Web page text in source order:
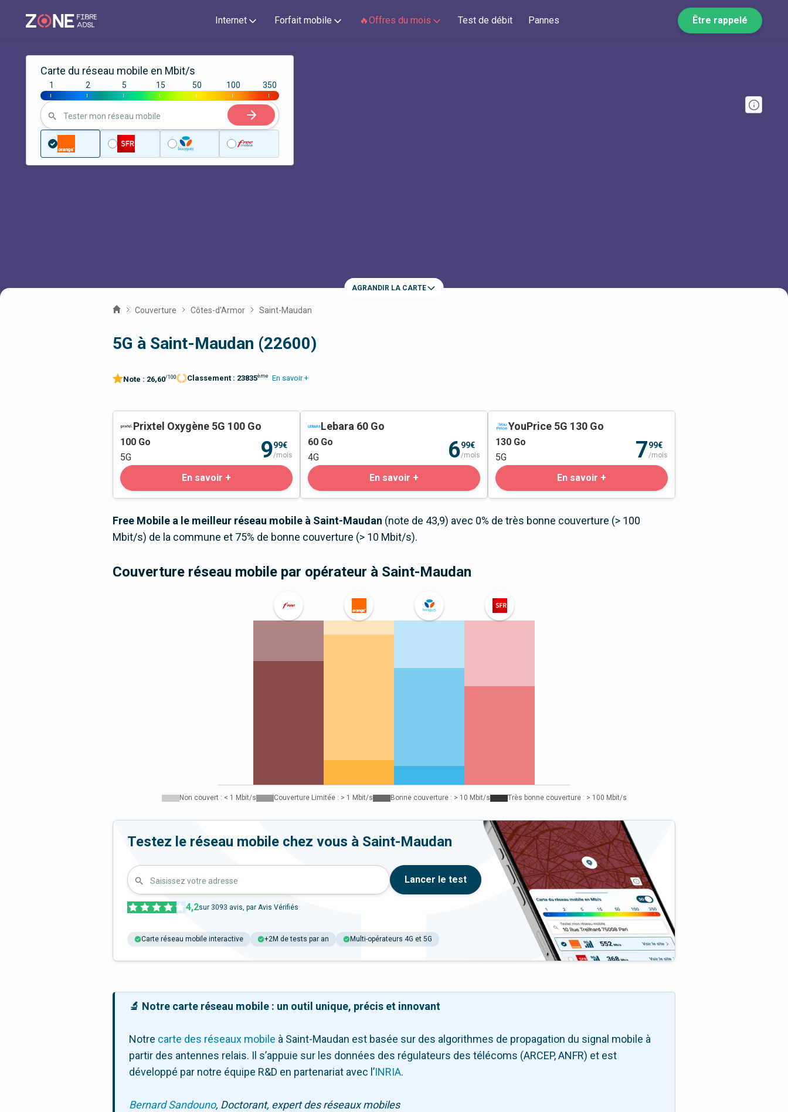
Internet Forfait mobile 🔥Offres du mois Test de débit Pannes Être rappelé
Carte du réseau mobile en Mbit/s
|
1
|
2
|
5
|
15
|
50
|
100
|
350
Tester mon réseau mobile
AGRANDIR LA CARTE
Couverture Côtes-d'Armor Saint-Maudan
5G à Saint-Maudan (22600)
Note : 26,60/100 Classement : 23835ème En savoir +
Prixtel Oxygène 5G 100 Go
100 Go
5G
999€
/mois
En savoir +
Lebara 60 Go
60 Go
4G
699€
/mois
En savoir +
YouPrice 5G 130 Go
130 Go
5G
799€
/mois
En savoir +
Free Mobile a le meilleur réseau mobile à Saint-Maudan (note de 43,9) avec 0% de très bonne couverture (> 100
Mbit/s) de la commune et 75% de bonne couverture (> 10 Mbit/s).
Couverture réseau mobile par opérateur à Saint-Maudan
Non couvert : < 1 Mbit/s Couverture Limitée : > 1 Mbit/s Bonne couverture : > 10 Mbit/s Très bonne couverture : > 100 Mbit/s
Testez le réseau mobile chez vous à Saint-Maudan
Saisissez votre adresse Lancer le test
4,2sur 3093 avis, par Avis Vérifiés
Carte réseau mobile interactive +2M de tests par an Multi-opérateurs 4G et 5G
🔬 Notre carte réseau mobile : un outil unique, précis et innovant
Notre carte des réseaux mobile à Saint-Maudan est basée sur des algorithmes de propagation du signal mobile à
partir des antennes relais. Il s’appuie sur les données des régulateurs des télécoms (ARCEP, ANFR) et est
développé par notre équipe R&D en partenariat avec l ’INRIA.
Bernard Sandouno, Doctorant, expert des réseaux mobiles